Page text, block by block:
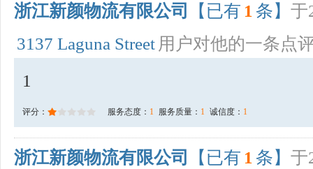
浙江新颜物流有限公司 【已有 1 条】 于
3137 Laguna Street 用户对他的一条点
1
评分： 服务态度： 1 服务质量： 1 诚信度： 1
浙江新颜物流有限公司 【已有 1 条】 于